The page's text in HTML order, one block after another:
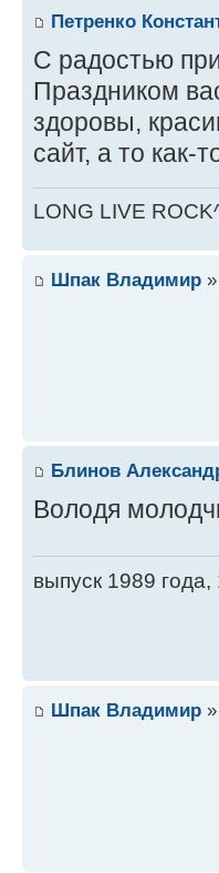
Петренко
С радостью
Праздником
здоровы,
сайт, а то как-
LONG LIVE
Шпак Владимир
Блинов
Володя
выпуск 1989 года,
Шпак Владимир